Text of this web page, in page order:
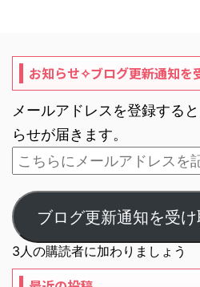
お知らせ✧ブログ更新通知を
メールアドレスを登録する
らせが届きます。
ブログ更新通知を受け
3人の購読者に加わりましょう